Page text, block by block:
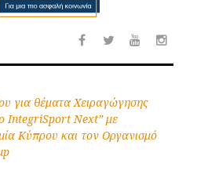
Facebook
TwitterYoutube
για θέματα Χειραγώγησης
IntegriSport Next” με
Κύπρου και τoν Οργανισμό